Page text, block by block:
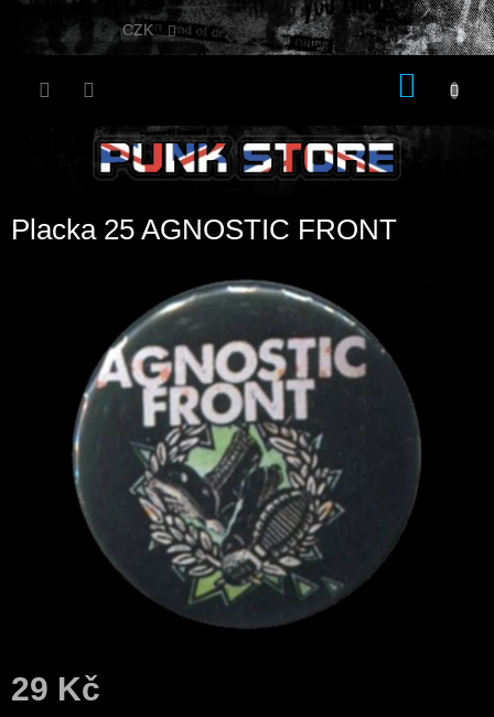
Přejít
CZK
Placka 25 AGNOSTIC FRONT
29 Kč